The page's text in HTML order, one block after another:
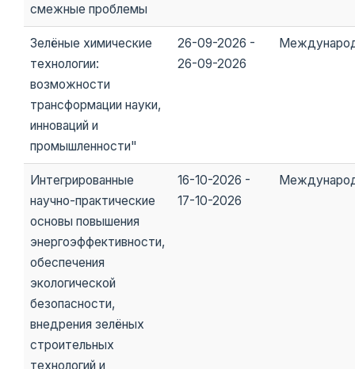
смежные проблемы
Зелёные химические
технологии:
возможности
трансформации науки,
инноваций и
промышленности"
26-09-2026 -
26-09-2026
Интегрированные
научно-практические
основы повышения
энергоэффективности,
обеспечения
экологической
безопасности,
внедрения зелёных
строительных
технологий и
16-10-2026 -
17-10-2026